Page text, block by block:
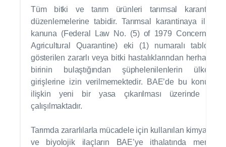
Tüm bitki ve tarım ürünleri tarımsal karantina
düzenlemelerine tabidir. Tarımsal karantinaya ilişki
kanuna (Federal Law No. (5) of 1979 Concerning
Agricultural Quarantine) eki (1) numaralı tabloda
gösterilen zararlı veya bitki hastalıklarından herhangi
birinin bulaştığından şüphelenilenlerin ülkeye
girişlerine izin verilmemektedir. BAE’de bu konuya
ilişkin yeni bir yasa çıkarılması üzerinde de
çalışılmaktadır.
Tarımda zararlılarla mücadele için kullanılan kimyasal
ve biyolojik ilaçların BAE’ye ithalatında menşe